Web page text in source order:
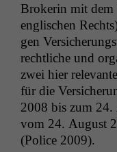
Bro­kerin mit dem
englis­chen
gen
rechtliche und
zwei hier
für die
2008 bis zum
vom 24. August
(Police 2009).